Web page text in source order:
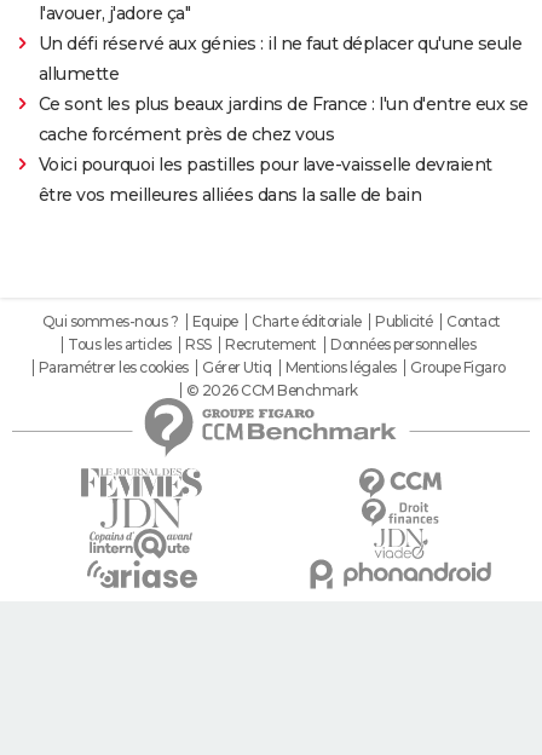
l'avouer, j'adore ça"
Un défi réservé aux génies : il ne faut déplacer qu'une seule
allumette
Ce sont les plus beaux jardins de France : l'un d'entre eux se
cache forcément près de chez vous
Voici pourquoi les pastilles pour lave-vaisselle devraient
être vos meilleures alliées dans la salle de bain
Qui sommes-nous ? Equipe Charte éditoriale Publicité
Contact
Tous les articles
RSS Recrutement
Données personnelles
Paramétrer les cookies
Gérer Utiq Mentions légales
Groupe Figaro
© 2026 CCM Benchmark